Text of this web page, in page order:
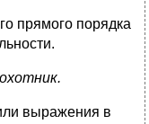
прямого порядка
выражения в